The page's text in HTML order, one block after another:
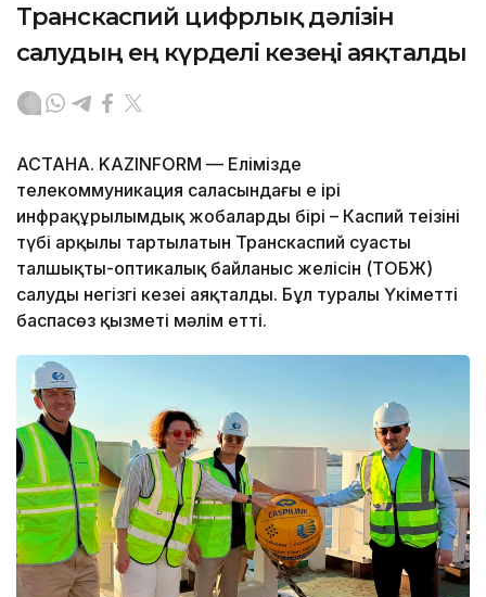
Транскаспий цифрлық дәлізін
салудың ең күрделі кезеңі аяқталды
АСТАНА. KAZINFORM — Елімізде
телекоммуникация саласындағы ең ірі
инфрақұрылымдық жобалардың бірі – Каспий теңізінің
түбі арқылы тартылатын Транскаспий суасты
талшықты-оптикалық байланыс желісін (ТОБЖ)
салудың негізгі кезеңі аяқталды. Бұл туралы Үкіметтің
баспасөз қызметі мәлім етті.